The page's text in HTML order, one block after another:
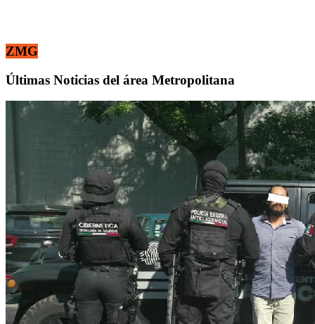
ZMG
Últimas Noticias del área Metropolitana